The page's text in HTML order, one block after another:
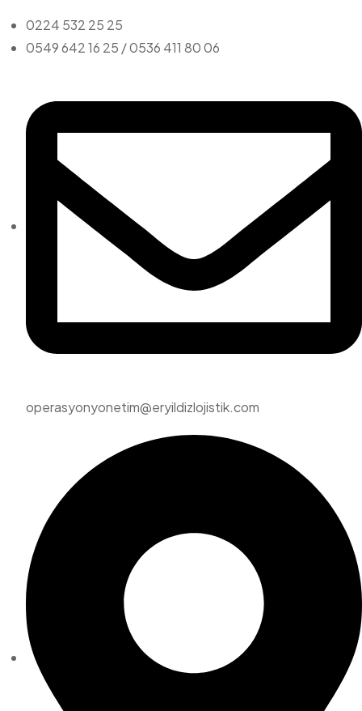
0224 532 25 25
0549 642 16 25 / 0536 411 80 06
operasyonyonetim@eryildizlojistik.com